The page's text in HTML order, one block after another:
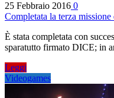
25 Febbraio 2016 0
Completata la terza
È stata completata con
sparatutto firmato DICE; in
Leggi
Videogames